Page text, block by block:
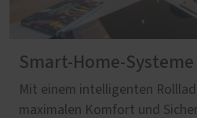
Smart-Home-Systeme
Mit einem intelligenten
maximalen Komfort und